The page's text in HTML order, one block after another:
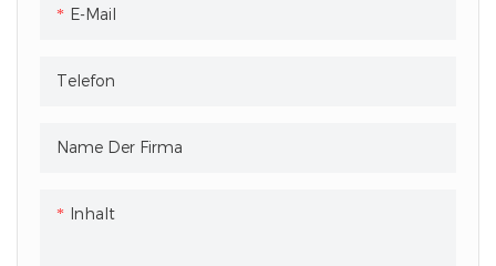
E-Mail
Telefon
Name Der Firma
Inhalt